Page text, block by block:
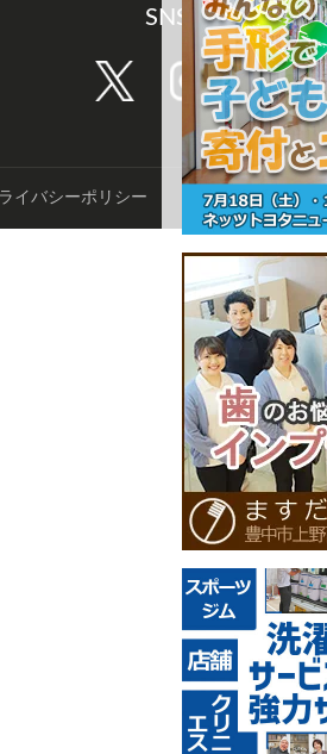
SNS CHANNEL
イバシーポリシー ©️TNN豊中報道。2